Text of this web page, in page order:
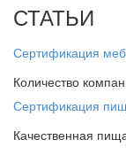
СТАТЬИ
Сертификация
Количество
Сертификация
Качественная